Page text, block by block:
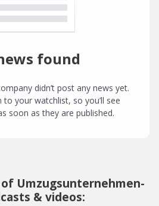
found
didn’t post any news yet.
your watchlist, so you’ll see
soon as they are published.
Umzugsunternehmen-
& videos: